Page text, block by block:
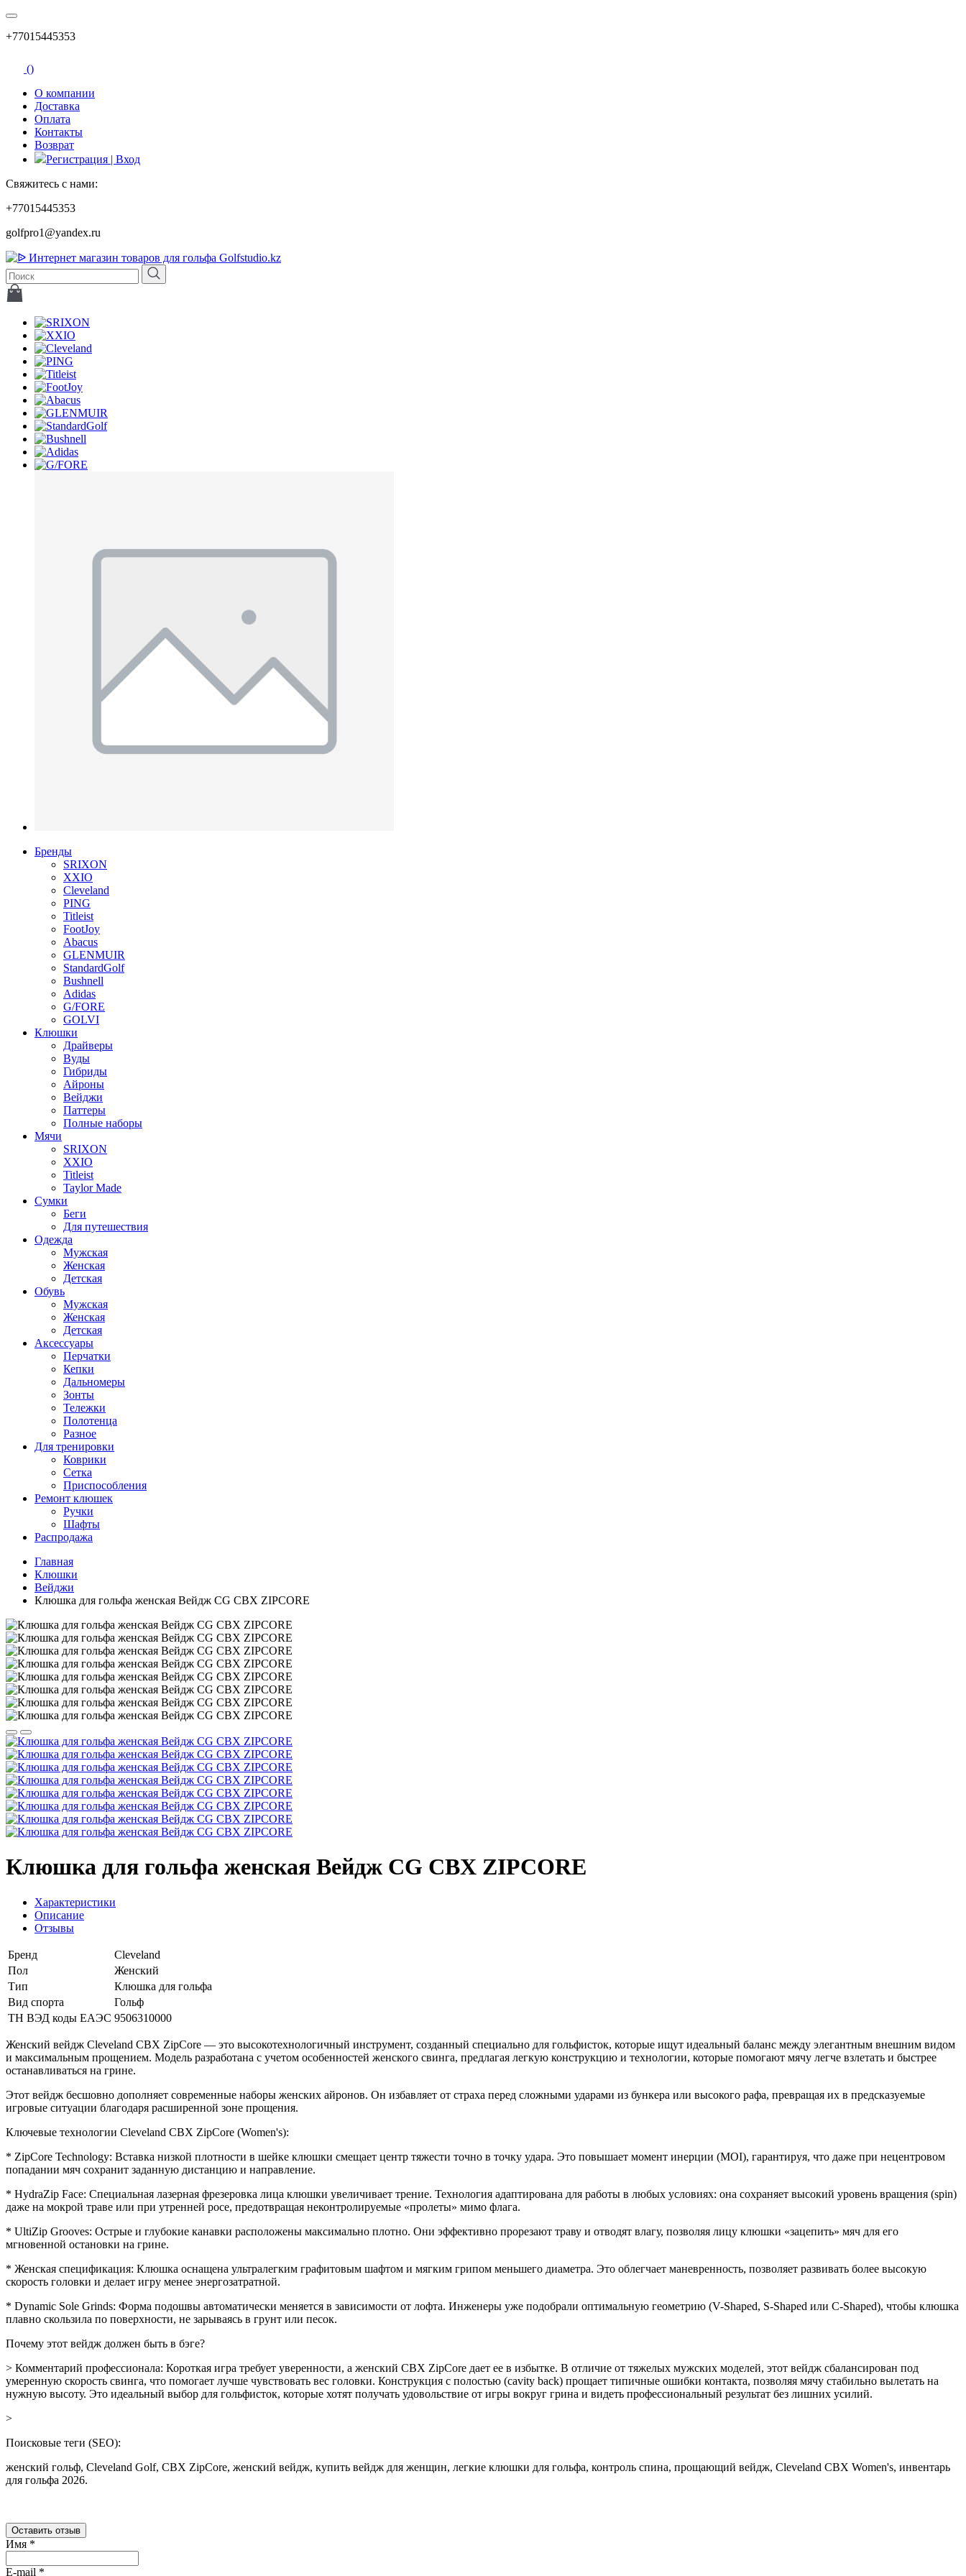
+77015445353
()
О компании
Доставка
Оплата
Контакты
Возврат
Регистрация | Вход
Свяжитесь с нами:
+77015445353
golfpro1@yandex.ru
Бренды
SRIXON
XXIO
Cleveland
PING
Titleist
FootJoy
Abacus
GLENMUIR
StandardGolf
Bushnell
Adidas
G/FORE
GOLVI
Клюшки
Драйверы
Вуды
Гибриды
Айроны
Вейджи
Паттеры
Полные наборы
Мячи
SRIXON
XXIO
Titleist
Taylor Made
Сумки
Беги
Для путешествия
Одежда
Мужская
Женская
Детская
Обувь
Мужская
Женская
Детская
Аксессуары
Перчатки
Кепки
Дальномеры
Зонты
Тележки
Полотенца
Разное
Для тренировки
Коврики
Сетка
Приспособления
Ремонт клюшек
Ручки
Шафты
Распродажа
Главная
Клюшки
Вейджи
Клюшка для гольфа женская Вейдж CG CBX ZIPCORE
Клюшка для гольфа женская Вейдж CG CBX ZIPCORE
Характеристики
Описание
Отзывы
Бренд
Cleveland
Пол
Женский
Тип
Клюшка для гольфа
Вид спорта
Гольф
ТН ВЭД коды ЕАЭС 9506310000
Женский вейдж Cleveland CBX ZipCore — это высокотехнологичный инструмент, созданный специально для гольфисток, которые ищут идеальный баланс между элегантным внешним видом
и максимальным прощением. Модель разработана с учетом особенностей женского свинга, предлагая легкую конструкцию и технологии, которые помогают мячу легче взлетать и быстрее
останавливаться на грине.
Этот вейдж бесшовно дополняет современные наборы женских айронов. Он избавляет от страха перед сложными ударами из бункера или высокого рафа, превращая их в предсказуемые
игровые ситуации благодаря расширенной зоне прощения.
Ключевые технологии Cleveland CBX ZipCore (Women's):
* ZipCore Technology: Вставка низкой плотности в шейке клюшки смещает центр тяжести точно в точку удара. Это повышает момент инерции (MOI), гарантируя, что даже при нецентровом
попадании мяч сохранит заданную дистанцию и направление.
* HydraZip Face: Специальная лазерная фрезеровка лица клюшки увеличивает трение. Технология адаптирована для работы в любых условиях: она сохраняет высокий уровень вращения (spin)
даже на мокрой траве или при утренней росе, предотвращая неконтролируемые «пролеты» мимо флага.
* UltiZip Grooves: Острые и глубокие канавки расположены максимально плотно. Они эффективно прорезают траву и отводят влагу, позволяя лицу клюшки «зацепить» мяч для его
мгновенной остановки на грине.
* Женская спецификация: Клюшка оснащена ультралегким графитовым шафтом и мягким грипом меньшего диаметра. Это облегчает маневренность, позволяет развивать более высокую
скорость головки и делает игру менее энергозатратной.
* Dynamic Sole Grinds: Форма подошвы автоматически меняется в зависимости от лофта. Инженеры уже подобрали оптимальную геометрию (V-Shaped, S-Shaped или C-Shaped), чтобы клюшка
плавно скользила по поверхности, не зарываясь в грунт или песок.
Почему этот вейдж должен быть в бэге?
> Комментарий профессионала: Короткая игра требует уверенности, а женский CBX ZipCore дает ее в избытке. В отличие от тяжелых мужских моделей, этот вейдж сбалансирован под
умеренную скорость свинга, что помогает лучше чувствовать вес головки. Конструкция с полостью (cavity back) прощает типичные ошибки контакта, позволяя мячу стабильно вылетать на
нужную высоту. Это идеальный выбор для гольфисток, которые хотят получать удовольствие от игры вокруг грина и видеть профессиональный результат без лишних усилий.
>
Поисковые теги (SEO):
женский гольф, Cleveland Golf, CBX ZipCore, женский вейдж, купить вейдж для женщин, легкие клюшки для гольфа, контроль спина, прощающий вейдж, Cleveland CBX Women's, инвентарь
для гольфа 2026.
Оставить отзыв
Имя *
E-mail *